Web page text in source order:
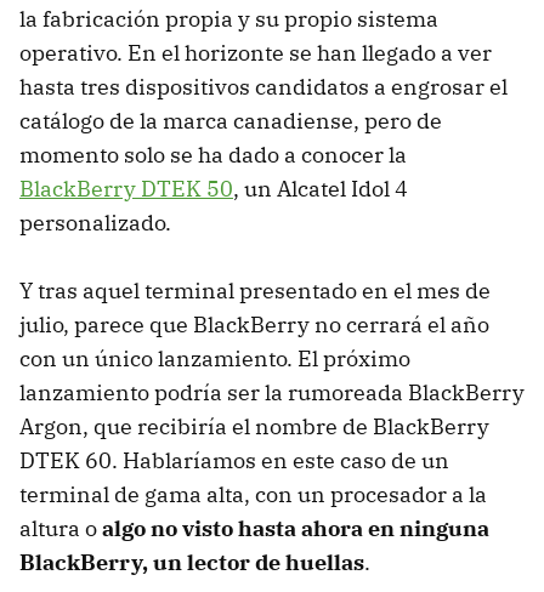
la fabricación propia y su propio sistema
operativo. En el horizonte se han llegado a ver
hasta tres dispositivos candidatos a engrosar el
catálogo de la marca canadiense, pero de
momento solo se ha dado a conocer la
BlackBerry DTEK 50, un Alcatel Idol 4
personalizado.
Y tras aquel terminal presentado en el mes de
julio, parece que BlackBerry no cerrará el año
con un único lanzamiento. El próximo
lanzamiento podría ser la rumoreada BlackBerry
Argon, que recibiría el nombre de BlackBerry
DTEK 60. Hablaríamos en este caso de un
terminal de gama alta, con un procesador a la
altura oalgo no visto hasta ahora en ninguna
BlackBerry, un lector de huellas.